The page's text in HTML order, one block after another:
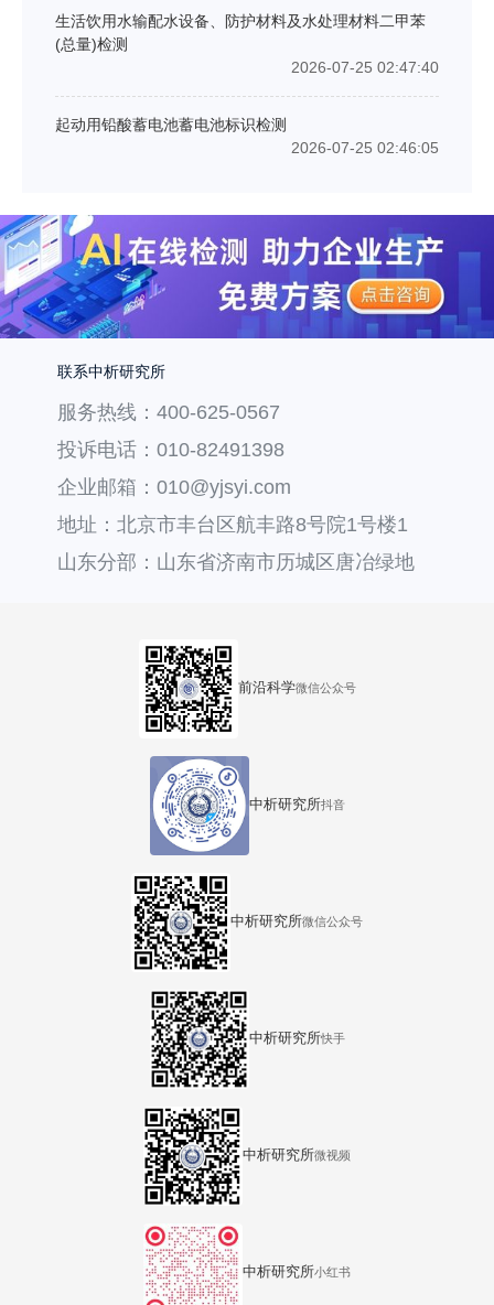
生活饮用水输配水设备、防护材料及水处理材料二甲苯
(总量)检测
2026-07-25 02:47:40
起动用铅酸蓄电池蓄电池标识检测
2026-07-25 02:46:05
联系中析研究所
服务热线：400-625-0567
投诉电话：010-82491398
企业邮箱：010@yjsyi.com
地址：北京市丰台区航丰路8号院1号楼1
层121
山东分部：山东省济南市历城区唐冶绿地
前沿科学微信公众号
中析研究所抖音
中析研究所微信公众号
中析研究所快手
中析研究所微视频
中析研究所小红书